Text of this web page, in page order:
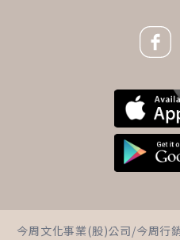
下一則 ＋
竹科太
今周文化事業(股)公司/今周行